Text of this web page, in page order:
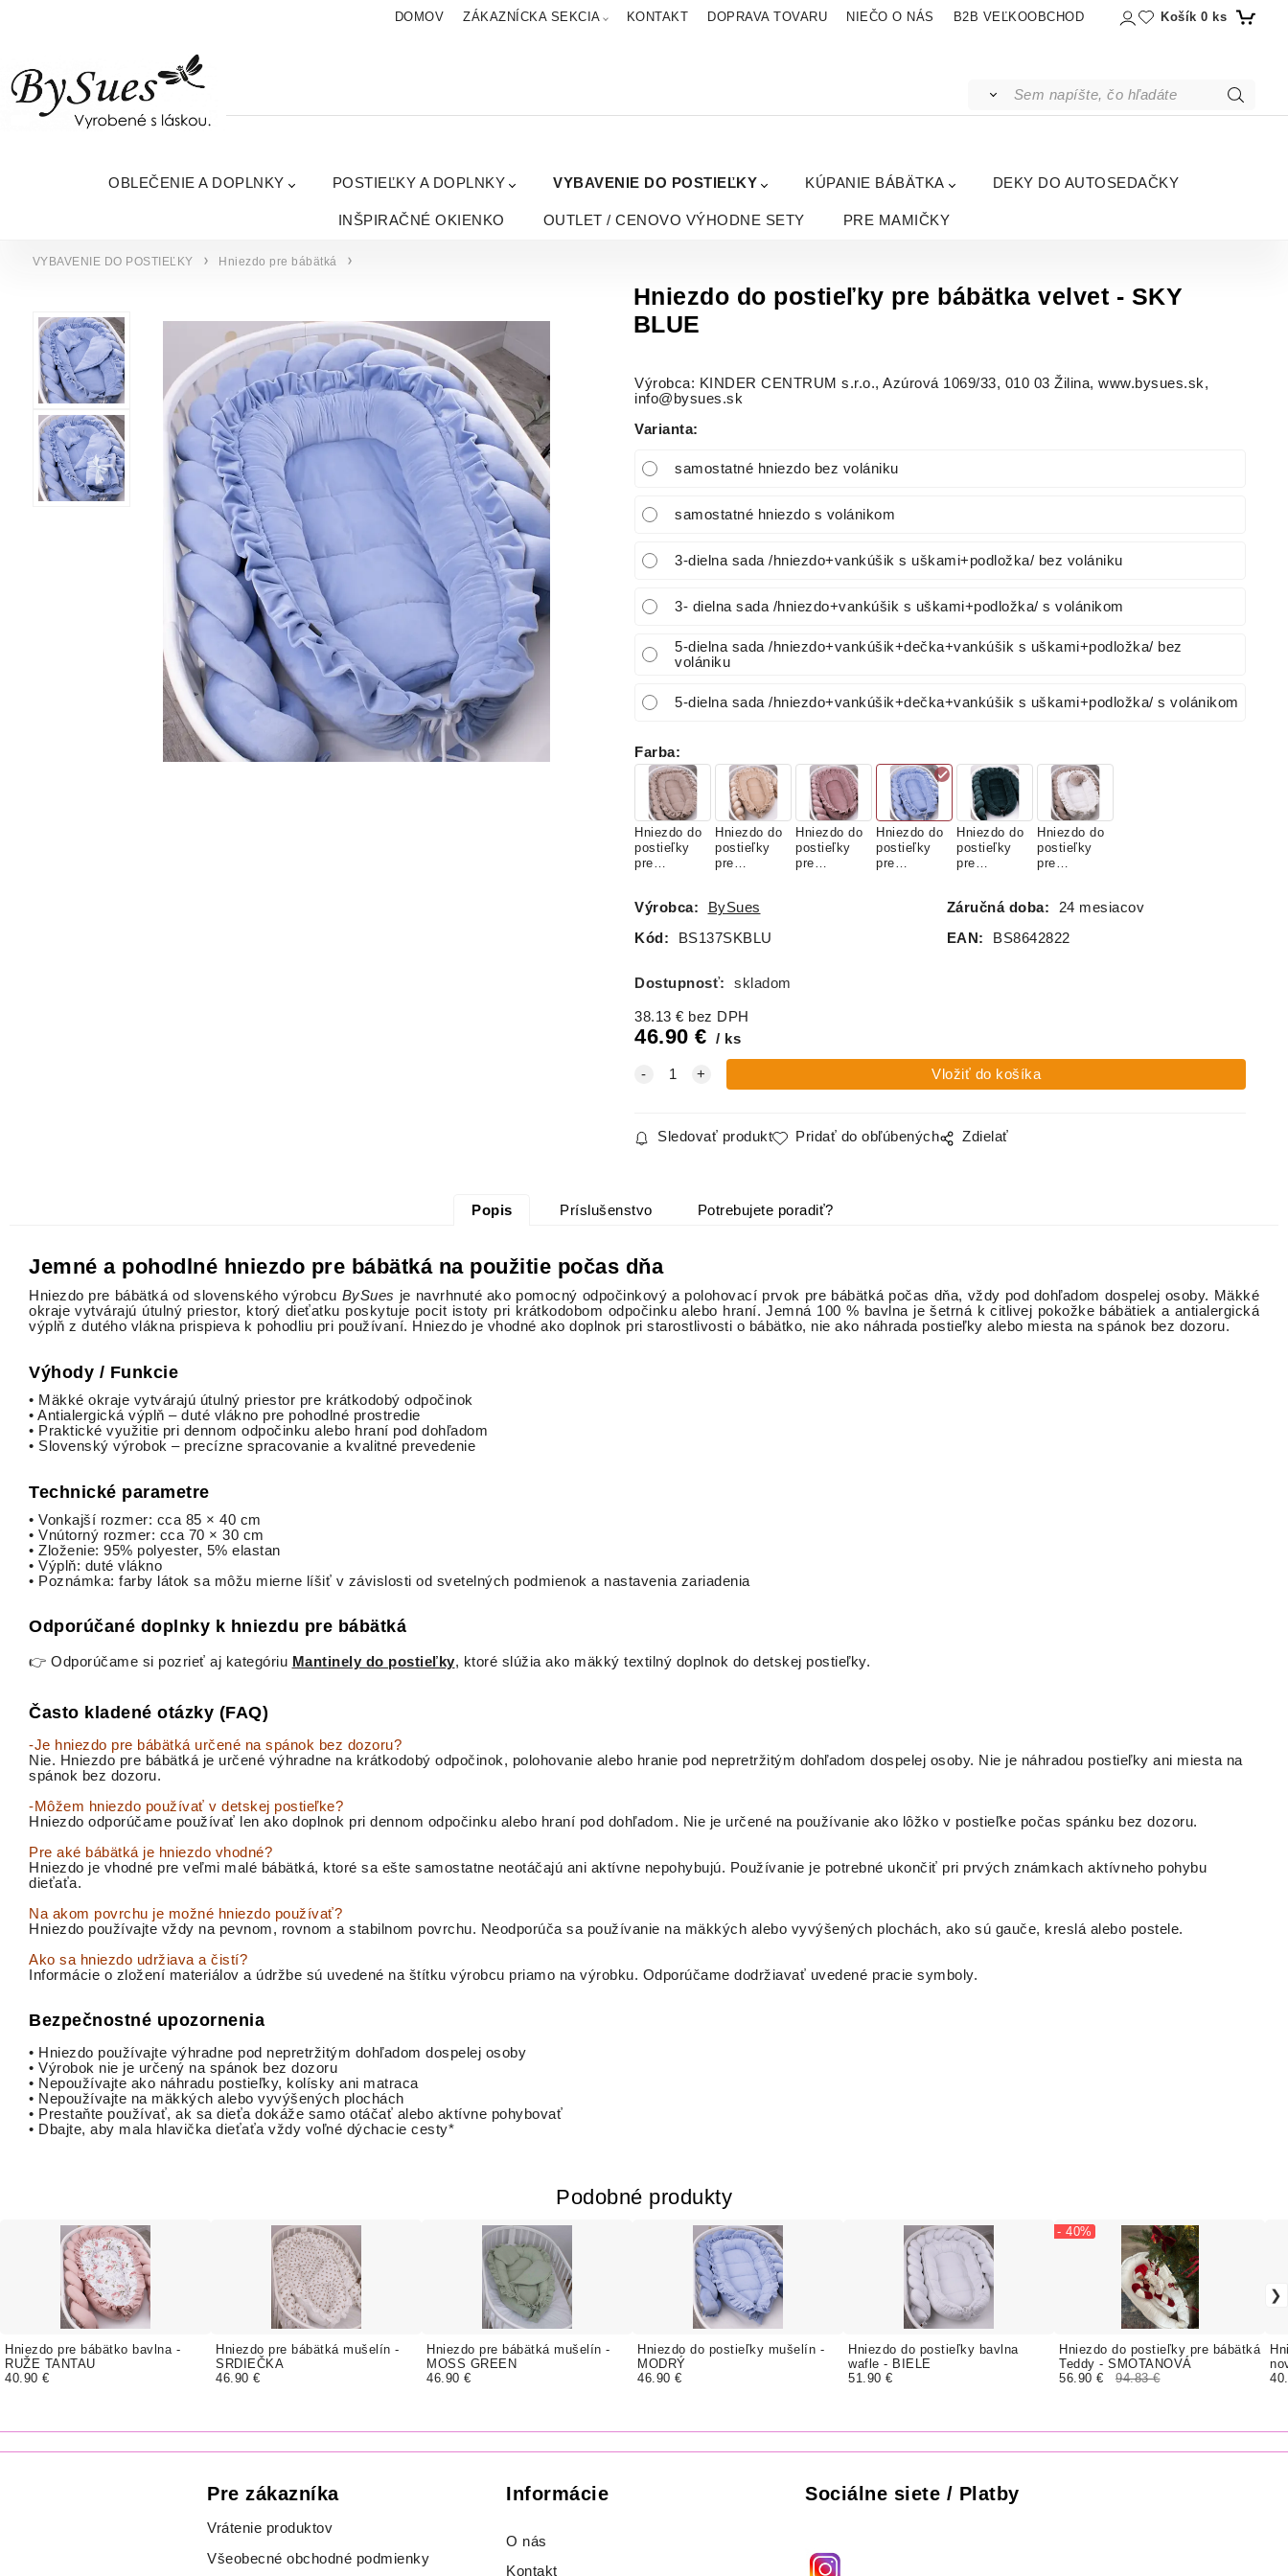
DOMOV ZÁKAZNÍCKA SEKCIA KONTAKT DOPRAVA TOVARU NIEČO O NÁS B2B VEĽKOOBCHOD Košík 0 ks
OBLEČENIE A DOPLNKY POSTIEĽKY A DOPLNKY VYBAVENIE DO POSTIEĽKY KÚPANIE BÁBÄTKA DEKY DO AUTOSEDAČKY
INŠPIRAČNÉ OKIENKO OUTLET / CENOVO VÝHODNE SETY PRE MAMIČKY
VYBAVENIE DO POSTIEĽKY Hniezdo pre bábätká
Hniezdo do postieľky pre bábätka velvet - SKY
BLUE
Výrobca: KINDER CENTRUM s.r.o., Azúrová 1069/33, 010 03 Žilina, www.bysues.sk,
info@bysues.sk
Varianta:
samostatné hniezdo bez volániku
samostatné hniezdo s volánikom
3-dielna sada /hniezdo+vankúšik s uškami+podložka/ bez volániku
3- dielna sada /hniezdo+vankúšik s uškami+podložka/ s volánikom
5-dielna sada /hniezdo+vankúšik+dečka+vankúšik s uškami+podložka/ bez
volániku
5-dielna sada /hniezdo+vankúšik+dečka+vankúšik s uškami+podložka/ s volánikom
Farba:
Hniezdo do
postieľky
pre
CAPPUCCI
Hniezdo do
postieľky
pre
MOCCA
Hniezdo do
postieľky
pre
Hniezdo do
postieľky
pre
Hniezdo do
postieľky
pre
SMARAGD
Hniezdo do
postieľky
pre
SMOTANO
Výrobca: BySues Záručná doba:
24 mesiacov
Kód:
BS137SKBLU EAN: BS8642822
Dostupnosť: skladom
38.13 € bez DPH
46.90 € ks
Sledovať produkt Pridať do obľúbených Zdielať
Popis Príslušenstvo Potrebujete poradiť?
Jemné a pohodlné hniezdo pre bábätká na použitie počas dňa
Hniezdo pre bábätká od slovenského výrobcu BySues je navrhnuté ako pomocný odpočinkový a polohovací prvok pre bábätká počas dňa, vždy pod dohľadom dospelej osoby. Mäkké
okraje vytvárajú útulný priestor, ktorý dieťatku poskytuje pocit istoty pri krátkodobom odpočinku alebo hraní. Jemná 100 % bavlna je šetrná k citlivej pokožke bábätiek a antialergická
výplň z dutého vlákna prispieva k pohodliu pri používaní. Hniezdo je vhodné ako doplnok pri starostlivosti o bábätko, nie ako náhrada postieľky alebo miesta na spánok bez dozoru.
Výhody / Funkcie
• Mäkké okraje vytvárajú útulný priestor pre krátkodobý odpočinok
• Antialergická výplň – duté vlákno pre pohodlné prostredie
• Praktické využitie pri dennom odpočinku alebo hraní pod dohľadom
• Slovenský výrobok – precízne spracovanie a kvalitné prevedenie
Technické parametre
• Vonkajší rozmer: cca 85 × 40 cm
• Vnútorný rozmer: cca 70 × 30 cm
• Zloženie: 95% polyester, 5% elastan
• Výplň: duté vlákno
• Poznámka: farby látok sa môžu mierne líšiť v závislosti od svetelných podmienok a nastavenia zariadenia
Odporúčané doplnky k hniezdu pre bábätká
👉 Odporúčame si pozrieť aj kategóriu Mantinely do postieľky, ktoré slúžia ako mäkký textilný doplnok do detskej postieľky.
Často kladené otázky (FAQ)
-Je hniezdo pre bábätká určené na spánok bez dozoru?
Nie. Hniezdo pre bábätká je určené výhradne na krátkodobý odpočinok, polohovanie alebo hranie pod nepretržitým dohľadom dospelej osoby. Nie je náhradou postieľky ani miesta na
spánok bez dozoru.
-Môžem hniezdo používať v detskej postieľke?
Hniezdo odporúčame používať len ako doplnok pri dennom odpočinku alebo hraní pod dohľadom. Nie je určené na používanie ako lôžko v postieľke počas spánku bez dozoru.
Pre aké bábätká je hniezdo vhodné?
Hniezdo je vhodné pre veľmi malé bábätká, ktoré sa ešte samostatne neotáčajú ani aktívne nepohybujú. Používanie je potrebné ukončiť pri prvých známkach aktívneho pohybu
dieťaťa.
Na akom povrchu je možné hniezdo používať?
Hniezdo používajte vždy na pevnom, rovnom a stabilnom povrchu. Neodporúča sa používanie na mäkkých alebo vyvýšených plochách, ako sú gauče, kreslá alebo postele.
Ako sa hniezdo udržiava a čistí?
Informácie o zložení materiálov a údržbe sú uvedené na štítku výrobcu priamo na výrobku. Odporúčame dodržiavať uvedené pracie symboly.
Bezpečnostné upozornenia
• Hniezdo používajte výhradne pod nepretržitým dohľadom dospelej osoby
• Výrobok nie je určený na spánok bez dozoru
• Nepoužívajte ako náhradu postieľky, kolísky ani matraca
• Nepoužívajte na mäkkých alebo vyvýšených plochách
• Prestaňte používať, ak sa dieťa dokáže samo otáčať alebo aktívne pohybovať
• Dbajte, aby mala hlavička dieťaťa vždy voľné dýchacie cesty*
Podobné produkty
Hniezdo pre bábätko bavlna -
RUŽE TANTAU
40.90 €
Hniezdo pre bábätká mušelín -
SRDIEČKA
46.90 €
Hniezdo pre bábätká mušelín -
MOSS GREEN
46.90 €
Hniezdo do postieľky mušelín -
MODRÝ
46.90 €
Hniezdo do postieľky bavlna
wafle - BIELE
51.90 €
Hniezdo do postieľky pre bábätká
Teddy - SMOTANOVÁ
- 40%
56.90 € 94.83 €
Pre zákazníka
Vrátenie produktov
Všeobecné obchodné podmienky
Informácie
O nás
Kontakt
Sociálne siete / Platby